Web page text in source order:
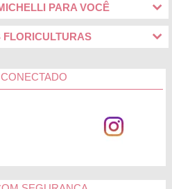
PARA VOCÊ
FLORICULTURAS